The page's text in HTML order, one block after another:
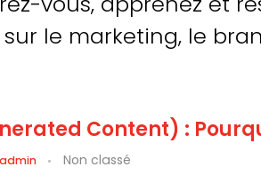
le marketing, le
Content) :
Non classé